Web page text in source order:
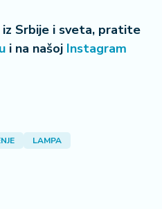
iz Srbije i sveta, pratite
i na našoj Instagram
LAMPA